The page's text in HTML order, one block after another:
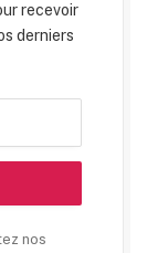
recevoir
derniers
nos